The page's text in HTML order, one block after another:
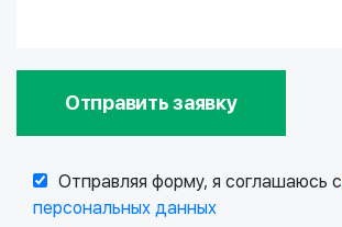
Отправить заявку
Отправляя форму, я соглашаюсь с
персональных данных